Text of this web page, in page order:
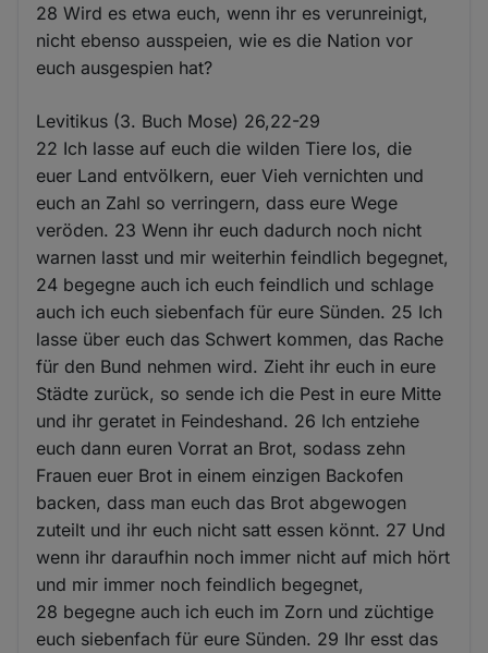
28 Wird es etwa euch, wenn ihr es verunreinigt,
nicht ebenso ausspeien, wie es die Nation vor
euch ausgespien hat?
Levitikus (3. Buch Mose) 26,22-29
22 Ich lasse auf euch die wilden Tiere los, die
euer Land entvölkern, euer Vieh vernichten und
euch an Zahl so verringern, dass eure Wege
veröden. 23 Wenn ihr euch dadurch noch nicht
warnen lasst und mir weiterhin feindlich begegnet,
24 begegne auch ich euch feindlich und schlage
auch ich euch siebenfach für eure Sünden. 25 Ich
lasse über euch das Schwert kommen, das Rache
für den Bund nehmen wird. Zieht ihr euch in eure
Städte zurück, so sende ich die Pest in eure Mitte
und ihr geratet in Feindeshand. 26 Ich entziehe
euch dann euren Vorrat an Brot, sodass zehn
Frauen euer Brot in einem einzigen Backofen
backen, dass man euch das Brot abgewogen
zuteilt und ihr euch nicht satt essen könnt. 27 Und
wenn ihr daraufhin noch immer nicht auf mich hört
und mir immer noch feindlich begegnet,
28 begegne auch ich euch im Zorn und züchtige
euch siebenfach für eure Sünden. 29 Ihr esst das